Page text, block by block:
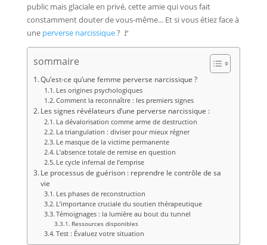
public mais glaciale en privé, cette amie qui vous fait
constamment douter de vous-même... Et si vous étiez face à
une perverse narcissique? 🚩
sommaire
Qu’est-ce qu’une femme perverse narcissique ?
Les origines psychologiques
Comment la reconnaître : les premiers signes
Les signes révélateurs d’une perverse narcissique :
La dévalorisation comme arme de destruction
La triangulation : diviser pour mieux régner
Le masque de la victime permanente
L’absence totale de remise en question
Le cycle infernal de l’emprise
Le processus de guérison : reprendre le contrôle de sa
vie
Les phases de reconstruction
L’importance cruciale du soutien thérapeutique
Témoignages : la lumière au bout du tunnel
Ressources disponibles
Test : Évaluez votre situation